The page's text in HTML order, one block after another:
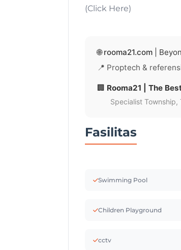
(Click Here)
🌐rooma21.com |
📍 Proptech &
🏢 Rooma21 | The
Specialist Township,
Fasilitas
Swimming Pool
Children Playground
cctv